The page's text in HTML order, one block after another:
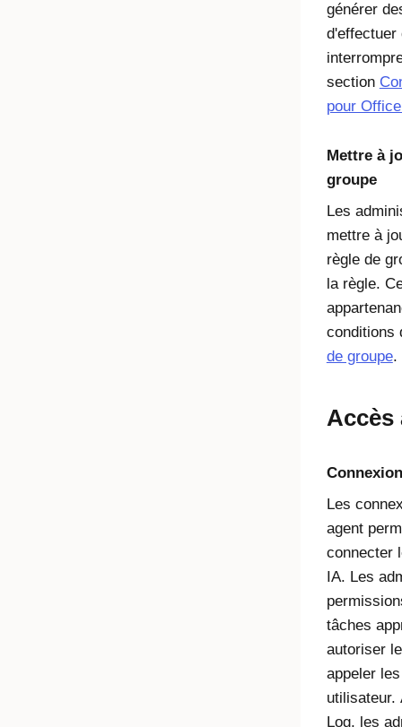
générer
d'effectuer
section
pour
Mettre à
groupe
Les
mettre à
règle de
la règle.
conditions
de groupe.
Accès
Les
agent
connecter
IA. Les
tâches
autoriser
appeler
utilisateur.
Log, les